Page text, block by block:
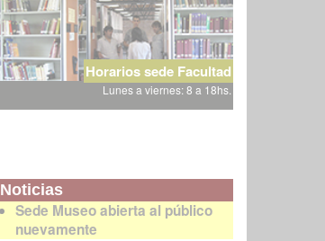
Horarios sede Facultad
Lunes a viernes: 8 a 18hs.
Noticias
Sede Museo abierta al público
nuevamente